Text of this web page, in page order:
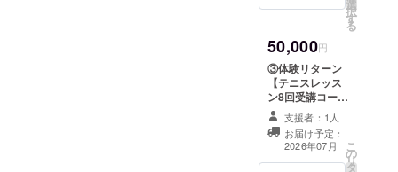
て」をご覧くだ
舗一覧をご覧く
ださい。 ※アレ
ルギーに関して
は、各店舗にお
問合せくださ
い。 ※いただい
た個人情報は発
送時のみ使用い
たします。 ※プ
ネート加工 掲載
(2026年7月）か
ら1年間（予定）
※ニックネーム等
掲載ご希望の場
合は支援時、必
ず備考欄に掲載
を希望されるお
名前をご記入く
ださい。 ※掲載
ニンニク・トマ
ガノ) ３． ジェ
ノベーゼ (モッツ
アレラ・バジル
ソース・トマト)
４． 照りマヨチ
キン グリルチキ
ンとオリジナル
マヨの和風ピッ
ツア ５． ゴルゴ
小麦 卵 乳成
ちみつを使用し
ておりますの
で、１歳未満の
乳児には与えな
いでください〉
//賞味期限//14日
間（発送の場
合、発送日含
む） //保存方法//
20セット ・発
容//･サブレバニ
ラ ・サブレショ
コラ・サブレフ
ランボワーズ・
サブレティムッ
トペッパー・サ
ブレマイス・フ
ロランタン・メ
レンゲヘーゼ
ル・ココ 計8
ブ体験の後はク
ラブ併設の「レ
ストランソル
フェージュ」で
パスタまたはピ
ザから選べるラ
ンチセットをご
用意していま
す。 ・内容：リ
選
択
す
る
50,000円
③体験リターン
【テニスレッス
ン8回受講コー
ス】 自由が丘に
あるテニスス
クール 『自由ガ
丘インターナ
ショナルテニス
支援者：1人
お届け予定：
2026年07月
こ
の
リ
タ